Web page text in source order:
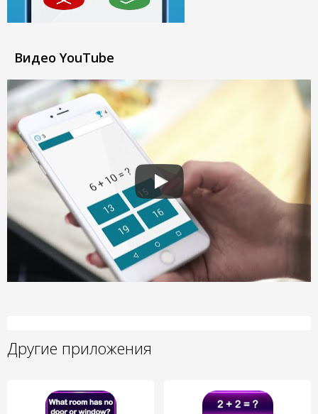
Видео YouTube
Другие приложения